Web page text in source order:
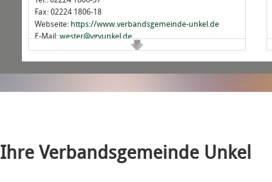
Fax: 02224 1806-18
Webseite: https://www.verbandsgemeinde-unkel.de
E-Mail:wester@vgvunkel.de
Besucheradresse
Stockwerk:Erdgeschoß
Aufgaben
Fachbereichsleitung
Ihre Verbandsgemeinde Unkel